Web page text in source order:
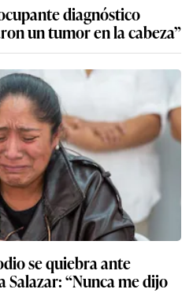
diagnóstico
un tumor en la cabeza”
se quiebra ante
Salazar: “Nunca me dijo